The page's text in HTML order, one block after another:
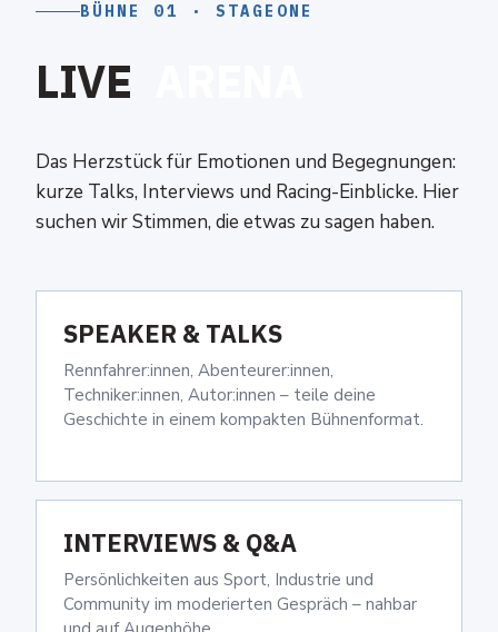
BÜHNE 01 · STAGEONE
LIVE
Das Herzstück für Emotionen und Begegnungen:
kurze Talks, Interviews und Racing-Einblicke. Hier
suchen wir Stimmen, die etwas zu sagen haben.
SPEAKER & TALKS
Rennfahrer:innen, Abenteurer:innen,
Techniker:innen, Autor:innen – teile deine
Geschichte in einem kompakten Bühnenformat.
INTERVIEWS & Q&A
Persönlichkeiten aus Sport, Industrie und
Community im moderierten Gespräch – nahbar